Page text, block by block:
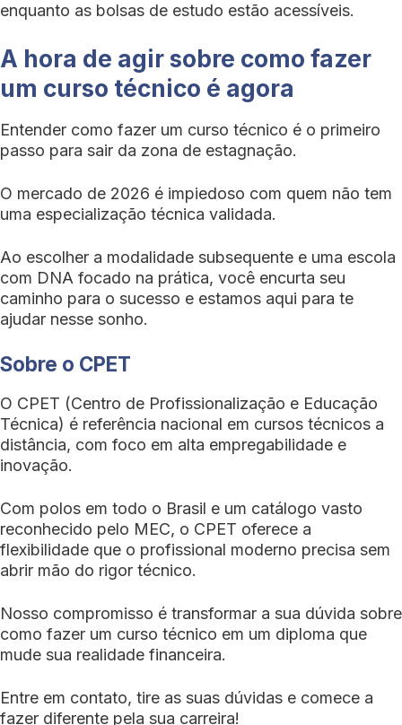
enquanto as bolsas de estudo estão acessíveis.
A hora de agir sobre como fazer
um curso técnico é agora
Entender como fazer um curso técnico é o primeiro
passo para sair da zona de estagnação.
O mercado de 2026 é impiedoso com quem não tem
uma especialização técnica validada.
Ao escolher a modalidade subsequente e uma escola
com DNA focado na prática, você encurta seu
caminho para o sucesso e estamos aqui para te
ajudar nesse sonho.
Sobre o CPET
O CPET (Centro de Profissionalização e Educação
Técnica) é referência nacional em cursos técnicos a
distância, com foco em alta empregabilidade e
inovação.
Com polos em todo o Brasil e um catálogo vasto
reconhecido pelo MEC, o CPET oferece a
flexibilidade que o profissional moderno precisa sem
abrir mão do rigor técnico.
Nosso compromisso é transformar a sua dúvida sobre
como fazer um curso técnico em um diploma que
mude sua realidade financeira.
Entre em contato, tire as suas dúvidas e comece a
fazer diferente pela sua carreira!